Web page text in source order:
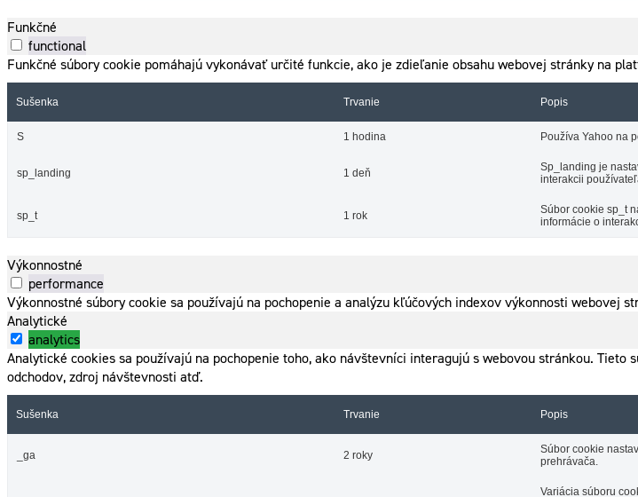
Funkčné
functional
Funkčné súbory cookie pomáhajú vykonávať určité funkcie, ako je zdieľanie obsahu webovej stránky na
Sušenka Trvanie Popis
S 1 hodina Používa Yahoo na
sp_landing 1 deň
Sp_landing je
interakcii
sp_t 1 rok
Súbor cookie sp_t
informácie o
Výkonnostné
performance
Výkonnostné súbory cookie sa používajú na pochopenie a analýzu kľúčových indexov výkonnosti
Analytické
analytics
Analytické cookies sa používajú na pochopenie toho, ako návštevníci interagujú s webovou stránkou.
odchodov, zdroj návštevnosti atď.
Sušenka Trvanie Popis
_ga 2 roky
Súbor cookie
prehrávača.
Variácia súboru